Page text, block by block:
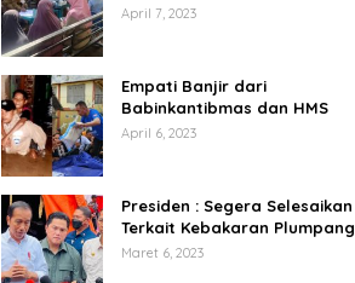
April 7, 2023
Empati Banjir dari
Babinkantibmas dan HMS
April 6, 2023
Presiden : Segera Selesaikan
Terkait Kebakaran Plumpang
Maret 6, 2023